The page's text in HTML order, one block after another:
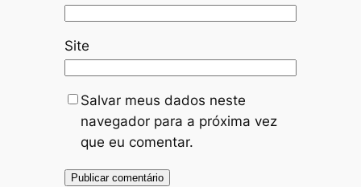
Site
Salvar meus dados neste
navegador para a próxima vez
que eu comentar.